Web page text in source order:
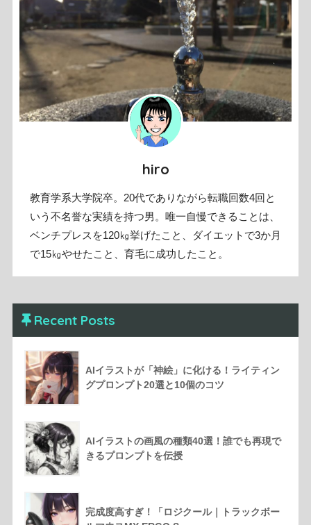
hiro
教育学系大学院卒。20代でありながら転職回数4回と
いう不名誉な実績を持つ男。唯一自慢できることは、
ベンチプレスを120㎏挙げたこと、ダイエットで3か月
で15㎏やせたこと、育毛に成功したこと。
Recent Posts
AIイラストが「神絵」に化ける！ライティン
グプロンプト20選と10個のコツ
AIイラストの画風の種類40選！誰でも再現で
きるプロンプトを伝授
完成度高すぎ！「ロジクール｜トラックボー